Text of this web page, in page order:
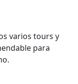
varios tours y
para